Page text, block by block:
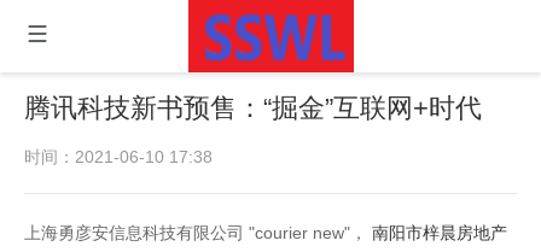
腾讯科技新书预售：“掘金”互联网+时代
时间：2021-06-10 17:38
上海勇彦安信息科技有限公司 "courier new"， 南阳市梓晨房地产